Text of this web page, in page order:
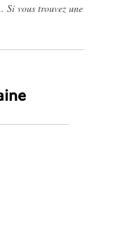
vous trouvez une